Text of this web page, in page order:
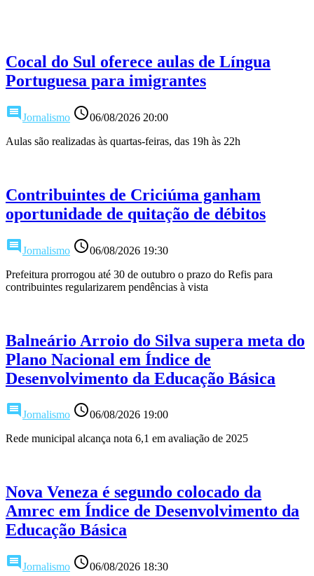
Cocal do Sul oferece aulas de Língua
Portuguesa para imigrantes
comment Jornalismo access_time06/08/2026 20:00
Aulas são realizadas às quartas-feiras, das 19h às 22h
Contribuintes de Criciúma ganham
oportunidade de quitação de débitos
comment Jornalismo access_time06/08/2026 19:30
Prefeitura prorrogou até 30 de outubro o prazo do Refis para
contribuintes regularizarem pendências à vista
Balneário Arroio do Silva supera meta do
Plano Nacional em Índice de
Desenvolvimento da Educação Básica
comment Jornalismo access_time06/08/2026 19:00
Rede municipal alcança nota 6,1 em avaliação de 2025
Nova Veneza é segundo colocado da
Amrec em Índice de Desenvolvimento da
Educação Básica
comment Jornalismo access_time06/08/2026 18:30